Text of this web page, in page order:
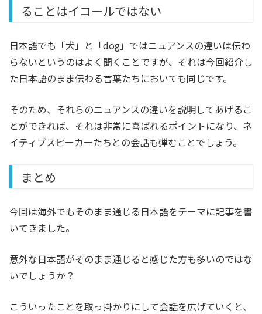
ることはイコールではない
日本語でも「犬」と「dog」ではニュアンスの違いは伝わ
らないというのはよく聞くことですが、それは今回紹介し
た日本語のまま伝わる言葉たちにおいても同じです。
そのため、それらのニュアンスの違いを説明してあげるこ
とができれば、それは非常に喜ばれるポイントになり、ネ
イティブスピーカーたちとの会話も弾むことでしょう。
まとめ
今回は海外でもそのまま通じる日本語をテーマに記事を書
いてきました。
意外な日本語がそのまま通じると感じた方も多いのではな
いでしょうか？
こういったことを取っ掛かりにして会話を広げていくと、